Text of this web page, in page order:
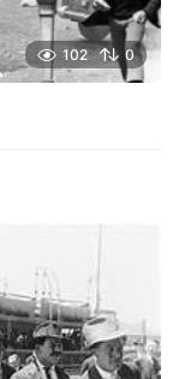
102 0